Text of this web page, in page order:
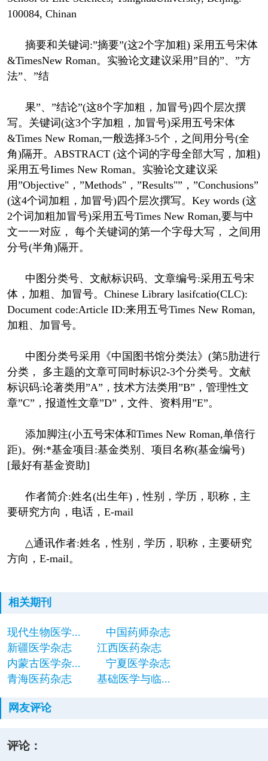
100084, Chinan
摘要和关键词:”摘要”(这2个字加粗) 采用五号宋体
&TimesNew Roman。实验论文建议采用”目的”、”方
法”、”结
果”、”结论”(这8个字加粗，加冒号)四个层次撰
写。关键词(这3个字加粗，加冒号)采用五号宋体
&Times New Roman,一般选择3-5个，之间用分号(全
角)隔开。ABSTRACT (这个词的字母全部大写，加粗)
采用五号Iimes New Roman。实验论文建议采
用”Objective"，”Methods"，”Results"”，”Conchusions”
(这4个词加粗，加冒号)四个层次撰写。Key words (这
2个词加粗加冒号)采用五号Times New Roman,要与中
文一一对应， 每个关键词的第一个字母大写， 之间用
分号(半角)隔开。
中图分类号、文献标识码、文章编号:采用五号宋
体，加粗、加冒号。Chinese Library lasifcatio(CLC):
Document code:Article ID:来用五号Times New Roman,
加粗、加冒号。
中图分类号采用《中国图书馆分类法》(第5肋进行
分类， 多主题的文章可同时标识2-3个分类号。文献
标识码:论著类用”A”，技术方法类用”B”，管理性文
章”C”，报道性文章”D”，文件、资料用”E”。
添加脚注(小五号宋体和Times New Roman,单倍行
距)。例:*基金项目:基金类别、项目名称(基金编号)
[最好有基金资助]
作者简介:姓名(出生年)，性别，学历，职称，主
要研究方向，电话，E-mail
△通讯作者:姓名，性别，学历，职称，主要研究
方向，E-mail。
相关期刊
现代生物医学...
中国药师杂志
新疆医学杂志
江西医药杂志
内蒙古医学杂...
宁夏医学杂志
青海医药杂志
基础医学与临...
网友评论
评论：